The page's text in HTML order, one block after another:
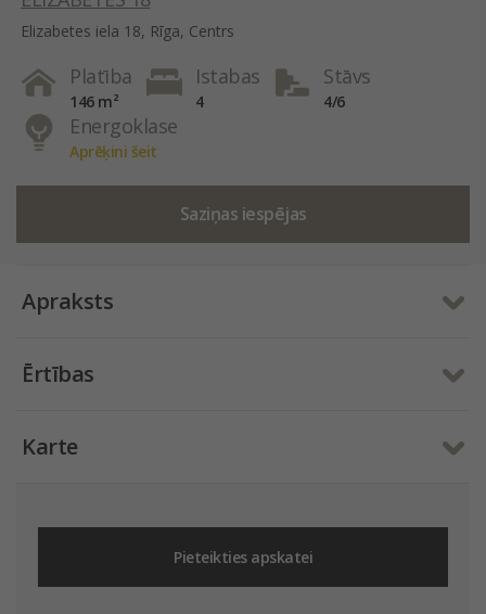
Elizabetes iela 18, Rīga, Centrs
Platība
146 m²
Istabas
4
Stāvs
4/6
Energoklase
Aprēķini šeit
Saziņas iespējas
Apraksts
Ērtības
Karte
Pieteikties apskatei